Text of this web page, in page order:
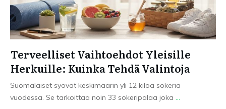
Terveelliset Vaihtoehdot Yleisille
Herkuille: Kuinka Tehdä Valintoja
Suomalaiset syövät keskimäärin yli 12 kiloa sokeria
vuodessa. Se tarkoittaa noin 33 sokeripalaa joka ...